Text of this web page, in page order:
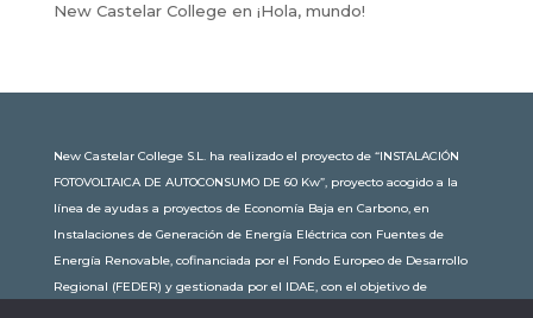
New Castelar College en ¡Hola, mundo!
New Castelar College S.L. ha realizado el proyecto de “INSTALACIÓN
FOTOVOLTAICA DE AUTOCONSUMO DE 60 Kw”, proyecto acogido a la
línea de ayudas a proyectos de Economía Baja en Carbono, en
Instalaciones de Generación de Energía Eléctrica con Fuentes de
Energía Renovable, cofinanciada por el Fondo Europeo de Desarrollo
Regional (FEDER) y gestionada por el IDAE, con el objetivo de